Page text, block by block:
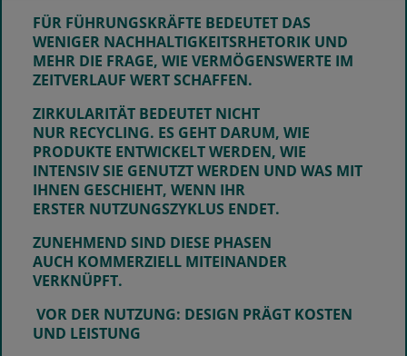
FÜR FÜHRUNGSKRÄFTE BEDEUTET DAS
WENIGER NACHHALTIGKEITSRHETORIK UND
MEHR DIE FRAGE, WIE VERMÖGENSWERTE IM
ZEITVERLAUF WERT SCHAFFEN.
ZIRKULARITÄT BEDEUTET NICHT
NUR RECYCLING. ES GEHT DARUM, WIE
PRODUKTE ENTWICKELT WERDEN, WIE
INTENSIV SIE GENUTZT WERDEN UND WAS MIT
IHNEN GESCHIEHT, WENN IHR
ERSTER NUTZUNGSZYKLUS ENDET.
ZUNEHMEND SIND DIESE PHASEN
AUCH KOMMERZIELL MITEINANDER
VERKNÜPFT.
VOR DER NUTZUNG: DESIGN PRÄGT KOSTEN
UND LEISTUNG